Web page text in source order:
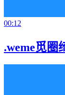
00:12
.weme觅圈